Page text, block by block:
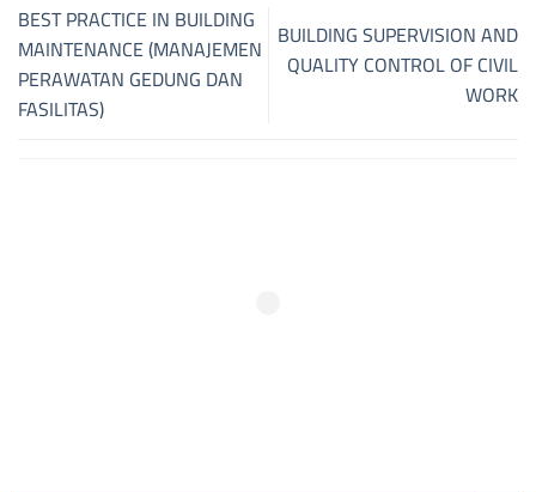
BEST PRACTICE IN BUILDING
MAINTENANCE (MANAJEMEN
PERAWATAN GEDUNG DAN
FASILITAS)
BUILDING SUPERVISION AND
QUALITY CONTROL OF CIVIL
WORK